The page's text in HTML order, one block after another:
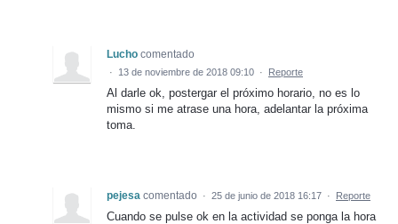
Lucho comentado
· 13 de noviembre de 2018 09:10 · Reporte
Al darle ok, postergar el próximo horario, no es lo
mismo si me atrase una hora, adelantar la próxima
toma.
pejesa comentado · 25 de junio de 2018 16:17 · Reporte
Cuando se pulse ok en la actividad se ponga la hora